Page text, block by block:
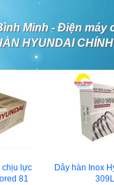
Minh - Điện máy
HYUNDAI
lực
81
Dây hàn Inox
309L